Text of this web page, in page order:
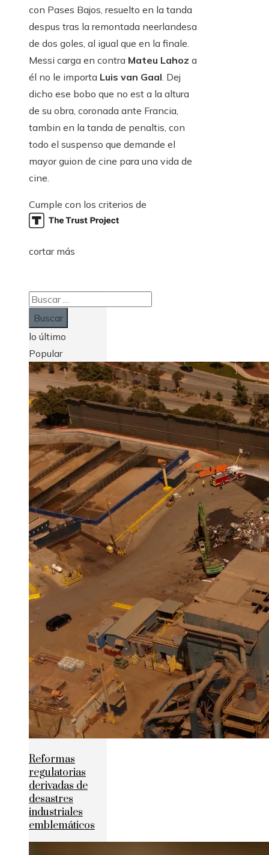
con Pases Bajos, resuelto en la tanda
despus tras la remontada neerlandesa
de dos goles, al igual que en la finale.
Messi carga en contra Mateu Lahoz a
él no le importa Luis van Gaal. Dej
dicho ese bobo que no est a la altura
de su obra, coronada ante Francia,
tambin en la tanda de penaltis, con
todo el suspenso que demande el
mayor guion de cine para una vida de
cine.
Cumple con los criterios de
cortar más
Buscar:
lo último
Popular
Reformas
regulatorias
derivadas de
desastres
industriales
emblemáticos